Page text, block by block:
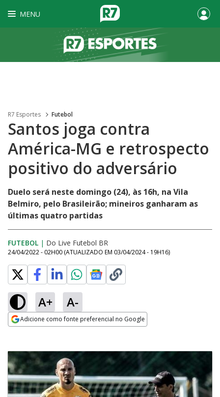
MENU
R7 Esportes Futebol
Santos joga contra
América-MG e retrospecto
positivo do adversário
Duelo será neste domingo (24), às 16h, na Vila
Belmiro, pelo Brasileirão; mineiros ganharam as
últimas quatro partidas
FUTEBOL | Do Live Futebol BR
24/04/2022 - 02H00 (ATUALIZADO EM 03/04/2024 - 19H16)
A+ A-
Adicione como fonte preferencial no Google